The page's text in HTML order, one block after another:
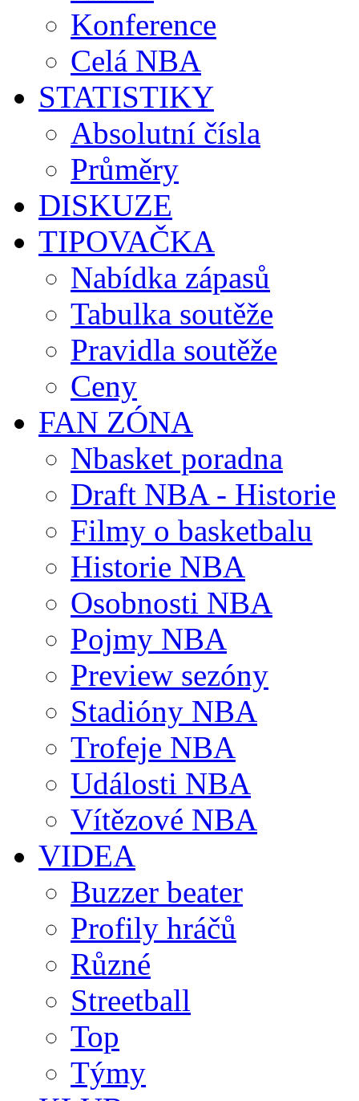
Konference
Celá NBA
STATISTIKY
Absolutní čísla
Průměry
DISKUZE
TIPOVAČKA
Nabídka zápasů
Tabulka soutěže
Pravidla soutěže
Ceny
FAN ZÓNA
Nbasket poradna
Draft NBA - Historie
Filmy o basketbalu
Historie NBA
Osobnosti NBA
Pojmy NBA
Preview sezóny
Stadióny NBA
Trofeje NBA
Události NBA
Vítězové NBA
VIDEA
Buzzer beater
Profily hráčů
Různé
Streetball
Top
Týmy